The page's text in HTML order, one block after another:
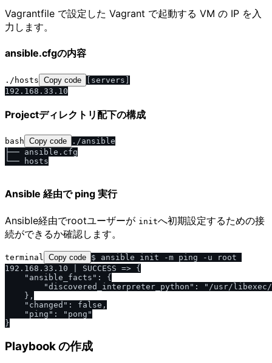
Vagrantfile で設定した Vagrant で起動する VM の IP を入
力します。
ansible.cfgの内容
./hosts Copy code
[servers]
Projectディレクトリ配下の構成
bash Copy code
./ansible
├── ansible.cfg
└── hosts
Ansible 経由で ping 実行
Ansible経由でrootユーザーが initへ初期設定するための接
続ができるか確認します。
terminal Copy code $ ansible init -m ping -u root
192.168.33.10 | SUCCESS => {
    "ansible_facts": {
"discovered_interpreter_python": "/usr/
    },
    "changed": false,
    "ping": "pong"
Playbook の作成